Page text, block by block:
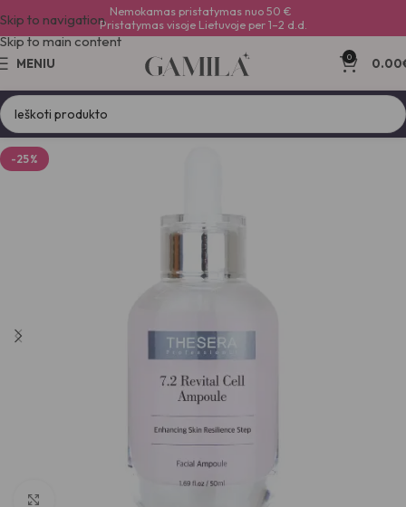
Skip to navigation
Skip to main content
Nemokamas pristatymas nuo 50 €
Pristatymas visoje Lietuvoje per 1–2 d.d.
MENIU 0 0.00
-25%